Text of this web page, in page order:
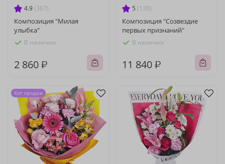
4.9 (367)
Композиция "Милая
улыбка"
В наличии
2 860 ₽
5 (138)
Композиция "Созвездие
первых признаний"
В наличии
11 840 ₽
Хит продаж